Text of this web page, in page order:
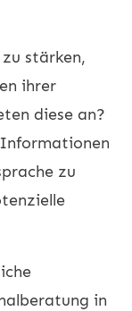
stärken,
ihrer
diese an?
zu
in